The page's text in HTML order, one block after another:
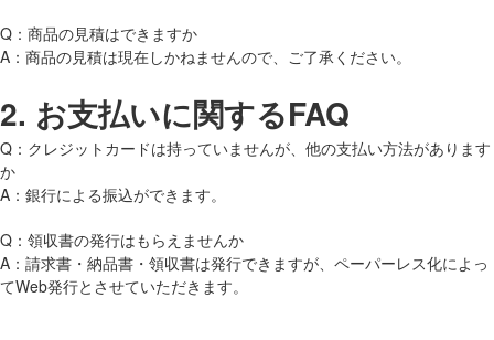
Q：商品の見積はできますか
A：商品の見積は現在しかねませんので、ご了承ください。
2. お支払いに関するFAQ
Q：クレジットカードは持っていませんが、他の支払い方法があります
か
A：銀行による振込ができます。
Q：領収書の発行はもらえませんか
A：請求書・納品書・領収書は発行できますが、ペーパーレス化によっ
てWeb発行とさせていただきます。